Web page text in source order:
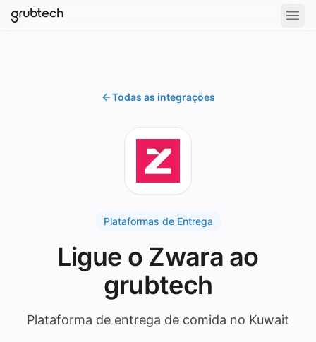
Todas as integrações
Plataformas de Entrega
Ligue o Zwara ao
grubtech
Plataforma de entrega de comida no Kuwait